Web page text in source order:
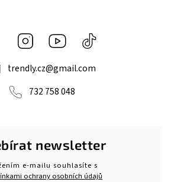
Facebook Instagram https://www.youtube.com/
navlnetrendu5284
trendly.cz@gmail.com
732 758 048
newsletter
e-mailu souhlasíte s
ochrany osobních údajů